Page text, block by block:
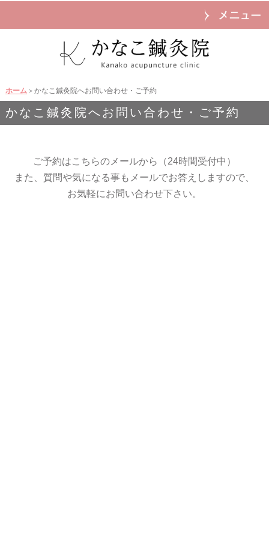
ホーム＞かなこ鍼灸院へお問い合わせ・ご予約
かなこ鍼灸院へお問い合わせ・ご予約
ご予約はこちらのメールから（24時間受付中）
また、質問や気になる事もメールでお答えしますので、
お気軽にお問い合わせ下さい。